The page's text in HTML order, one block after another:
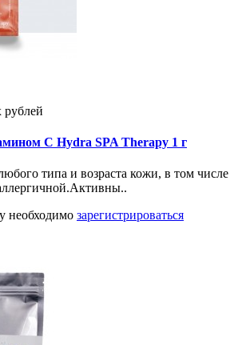
рублей
С Hydra SPA Therapy 1 г
типа и возраста кожи, в том числе
необходимо зарегистрироваться